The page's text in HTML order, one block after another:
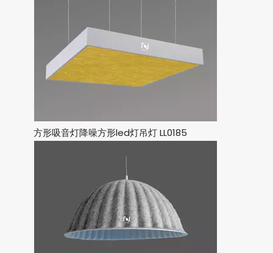
方形吸音灯降噪方形led灯吊灯 LL0185